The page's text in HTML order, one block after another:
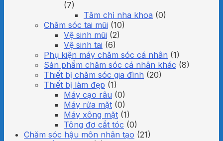
(7)
Tăm chỉ nha khoa (0)
Chăm sóc tai mũi (10)
Vệ sinh mũi (2)
Vệ sinh tai (6)
Phụ kiện máy chăm sóc cá nhân (1)
Sản phẩm chăm sóc cá nhân khác (8)
Thiết bị chăm sóc gia đình (20)
Thiết bị làm đẹp (1)
Máy cạo râu (0)
Máy rửa mặt (0)
Máy xông mặt (1)
Tông đơ cắt tóc (0)
Chăm sóc hậu môn nhân tạo (21)